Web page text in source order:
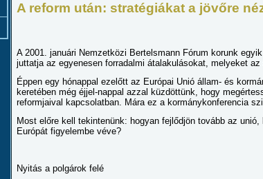
A reform után: stratégiákat a jövőre
A 2001. januári Nemzetközi Bertelsmann Fórum korunk
juttatja az egyenesen forradalmi átalakulásokat, melyeket
Éppen egy hónappal ezelőtt az Európai Unió állam- és
keretében még éjjel-nappal azzal küzdöttünk, hogy
reformjaival kapcsolatban. Mára ez a kormánykonferencia
Most előre kell tekintenünk: hogyan fejlődjön tovább az
Európát figyelembe véve?
Nyitás a polgárok felé